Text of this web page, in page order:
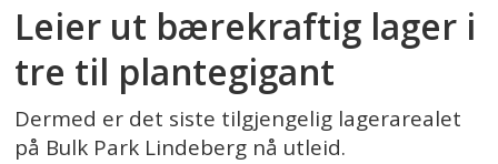
Leier ut bærekraftig lager i
tre til plantegigant
Dermed er det siste tilgjengelig lagerarealet
på Bulk Park Lindeberg nå utleid.